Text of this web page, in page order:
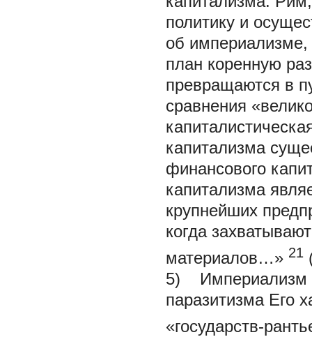
политику и
об
план коренную
превращаются в
сравнения
капитализма
финансового
капитализма
крупнейших
когда
материалов…» 21
5) Империализм
паразитизма Его
«государств-